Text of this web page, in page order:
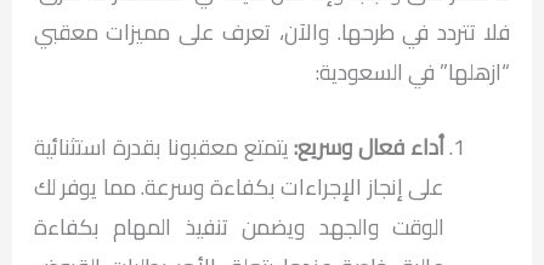
فلا تتردد في طرحها. والآن، تعرف على مميزات معقبي
“ازهلها” في السعودية:
أداء فعال وسريع:يتمتع معقبونا بقدرة استثنائية
على إنجاز الإجراءات بكفاءة وسرعة. مما يوفر لك
الوقت والجهد ويضمن تنفيذ المهام بكفاءة